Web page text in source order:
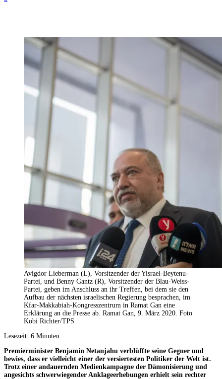
Avigdor Lieberman (L), Vorsitzender der Yisrael-Beytenu-
Partei, und Benny Gantz (R), Vorsitzender der Blau-Weiss-
Partei, geben im Anschluss an ihr Treffen, bei dem sie den
Aufbau der nächsten israelischen Regierung besprachen, im
Kfar-Makkabiah-Kongresszentrum in Ramat Gan eine
Erklärung an die Presse ab. Ramat Gan, 9. März 2020. Foto
Kobi Richter/TPS
Lesezeit: 6 Minuten
Premierminister Benjamin Netanjahu verblüffte seine Gegner und
bewies, dass er vielleicht einer der versiertesten Politiker der Welt ist.
Trotz einer andauernden Medienkampagne der Dämonisierung und
angesichts schwerwiegender Anklageerhebungen erhielt sein rechter